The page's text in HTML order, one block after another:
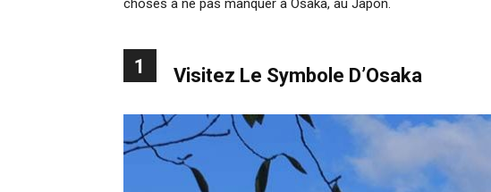
choses à ne pas manquer à Osaka, au Japon.
1 Visitez Le Symbole D’Osaka